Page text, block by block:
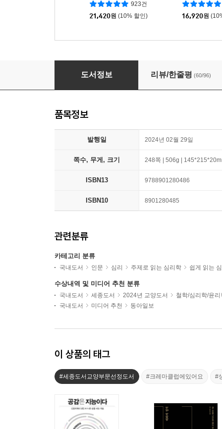
923건
21,420원 (10% 할인) 16,920원
생각 중독
도서정보 리뷰/한줄평 (60/96)
품목정보
발행일 2024년 02월 29일
쪽수, 무게, 크기 248쪽 | 506g |
ISBN13 9788901280486
ISBN10 8901280485
관련분류
카테고리 분류
국내도서 인문 심리 주제로 읽는 심리학 쉽게 읽는
수상내역 및 미디어 추천 분류
국내도서 세종도서 2024년 교양도서
철학/심리학/윤리
국내도서
미디어 추천 동아일보
이 상품의 태그
#세종도서교양부문선정도서 #크레마클럽에있어요 #